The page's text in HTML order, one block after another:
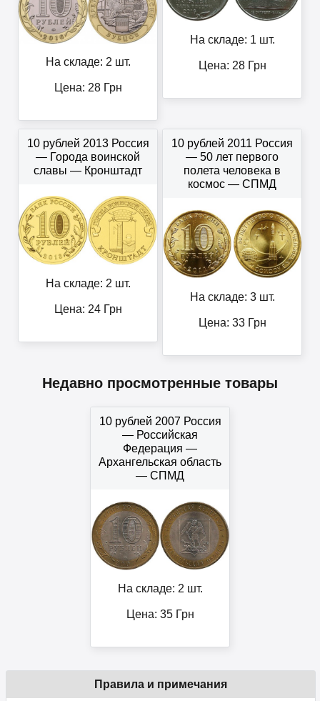
На складе: 2 шт.
Цена: 28Грн
На складе: 1 шт.
Цена: 28Грн
10 рублей 2013 Россия
— Города воинской
славы — Кронштадт
На складе: 2 шт.
Цена: 24Грн
10 рублей 2011 Россия
— 50 лет первого
полета человека в
космос — СПМД
На складе: 3 шт.
Цена: 33Грн
Недавно просмотренные товары
10 рублей 2007 Россия
— Российская
Федерация —
Архангельская область
— СПМД
На складе: 2 шт.
Цена: 35Грн
Правила и примечания